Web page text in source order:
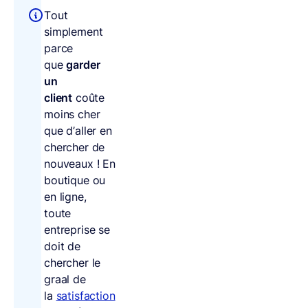
Tout
simplement
parce
quegarder
un
client coûte
moins cher
que d’aller en
chercher de
nouveaux ! En
boutique ou
en ligne,
toute
entreprise se
doit de
chercher le
graal de
la satisfaction